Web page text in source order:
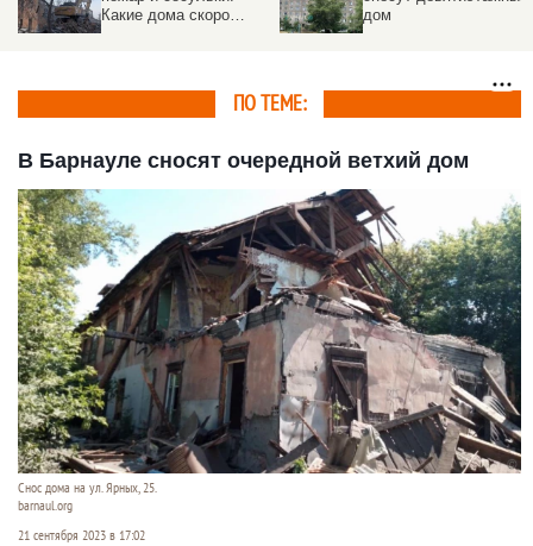
Какие дома скоро
дом
ПО ТЕМЕ:
В Барнауле сносят очередной ветхий дом
Снос дома на ул. Ярных, 25.
barnaul.org
21 сентября 2023 в 17:02